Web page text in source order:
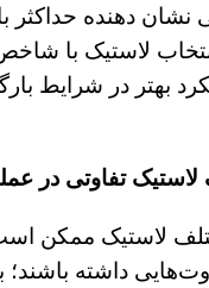
دهنده حداکثر
لاستیک با
بهتر در شرایط
لاستیک تفاوتی در
لاستیک ممکن
داشته باشند؛